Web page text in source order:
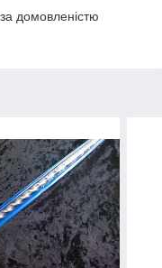
домовленістю